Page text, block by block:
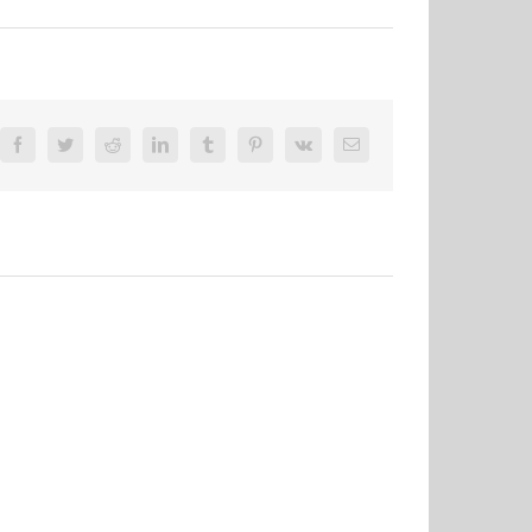
FacebookTwitterReddit LinkedInTumblrPinterest
Vk
E-